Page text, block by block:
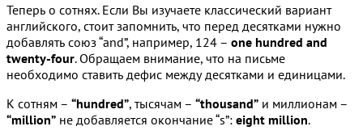
Теперь о сотнях. Если Вы изучаете классический вариант
английского, стоит запомнить, что перед десятками нужно
добавлять союз “and”, например, 124 – one hundred and
twenty-four. Обращаем внимание, что на письме
необходимо ставить дефис между десятками и единицами.
К сотням – “hundred”, тысячам – “thousand” и миллионам –
“million” не добавляется окончание “s”: eight million.